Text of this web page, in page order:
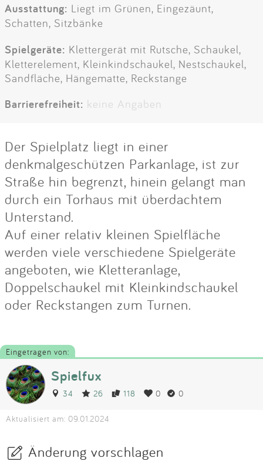
Ausstattung: Liegt im Grünen, Eingezäunt,
Schatten, Sitzbänke
Spielgeräte: Klettergerät mit Rutsche, Schaukel,
Kletterelement, Kleinkindschaukel, Nestschaukel,
Sandfläche, Hängematte, Reckstange
Barrierefreiheit: keine Angaben
Der Spielplatz liegt in einer
denkmalgeschützen Parkanlage, ist zur
Straße hin begrenzt, hinein gelangt man
durch ein Torhaus mit überdachtem
Unterstand.
Auf einer relativ kleinen Spielfläche
werden viele verschiedene Spielgeräte
angeboten, wie Kletteranlage,
Doppelschaukel mit Kleinkindschaukel
oder Reckstangen zum Turnen.
Eingetragen von:
Spielfux
34 26 118 0 0
Aktualisiert am: 09.01.2024
Änderung vorschlagen